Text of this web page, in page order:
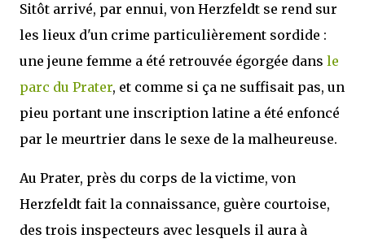
Sitôt arrivé, par ennui, von Herzfeldt se rend sur
les lieux d'un crime particulièrement sordide :
une jeune femme a été retrouvée égorgée dans le
parc du Prater, et comme si ça ne suffisait pas, un
pieu portant une inscription latine a été enfoncé
par le meurtrier dans le sexe de la malheureuse.
Au Prater, près du corps de la victime, von
Herzfeldt fait la connaissance, guère courtoise,
des trois inspecteurs avec lesquels il aura à